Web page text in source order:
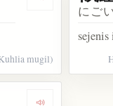
Dengarkan
mugil)
にご
sejenis